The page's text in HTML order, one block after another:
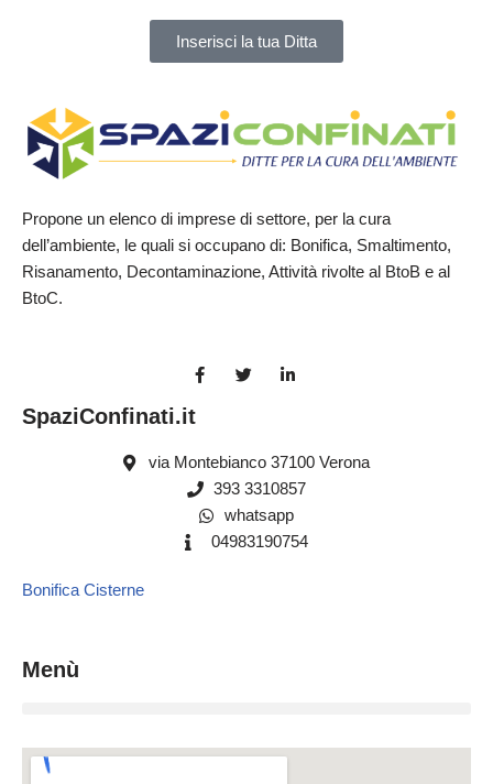
Inserisci la tua Ditta
Propone un elenco di imprese di settore, per la cura
dell’ambiente, le quali si occupano di: Bonifica, Smaltimento,
Risanamento, Decontaminazione, Attività rivolte al BtoB e al
BtoC.
SpaziConfinati.it
via Montebianco 37100 Verona
393 3310857
whatsapp
04983190754
Bonifica Cisterne
Menù